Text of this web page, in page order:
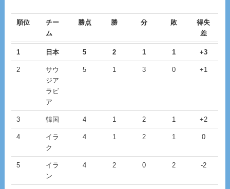
順位
チー
ム
勝点 勝 分 敗
得失
差
1 日本 5 2 1 1 +3
2
サウ
ジア
ラビ
ア
5 1 3 0 +1
3 韓国 4 1 2 1 +2
4
イラ
ク
4 1 2 1 0
5
イラ
ン
4 2 0 2 -2